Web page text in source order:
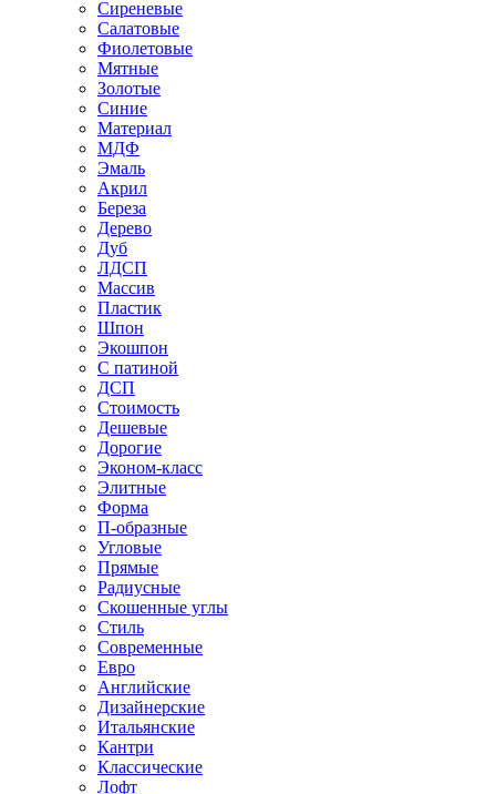
Сиреневые
Салатовые
Фиолетовые
Мятные
Золотые
Синие
Материал
МДФ
Эмаль
Акрил
Береза
Дерево
Дуб
ЛДСП
Массив
Пластик
Шпон
Экошпон
С патиной
ДСП
Стоимость
Дешевые
Дорогие
Эконом-класс
Элитные
Форма
П-образные
Угловые
Прямые
Радиусные
Скошенные углы
Стиль
Современные
Евро
Английские
Дизайнерские
Итальянские
Кантри
Классические
Лофт